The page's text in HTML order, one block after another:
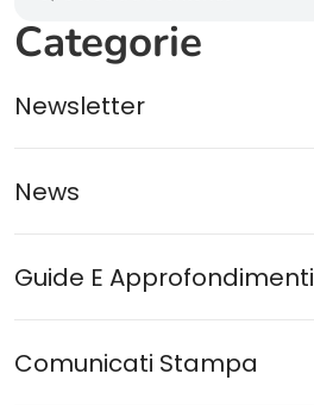
Categorie
Newsletter
News
Guide E Approfondimenti
Comunicati Stampa